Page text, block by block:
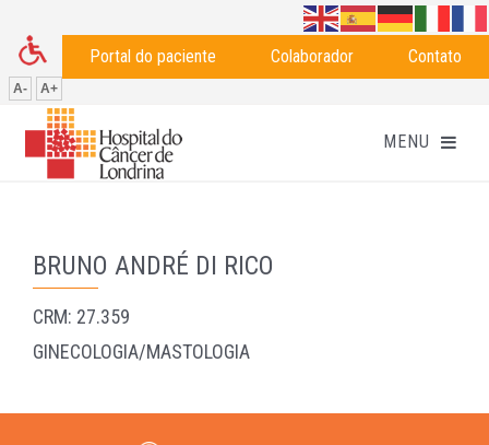
Portal do paciente Colaborador Contato
A- A+
BRUNO ANDRÉ DI RICO
CRM: 27.359
GINECOLOGIA/MASTOLOGIA